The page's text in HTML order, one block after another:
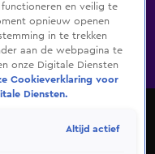
De Bondgenoten
het podium |
en veilig te
opnieuw openen
in te trekken
aan de webpagina te
onze Digitale Diensten
Cookieverklaring voor
Diensten.
Altijd actief